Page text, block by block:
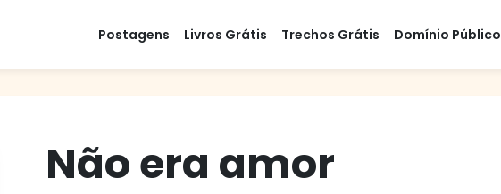
Postagens Livros Grátis Trechos Grátis Domínio Público
Não era amor